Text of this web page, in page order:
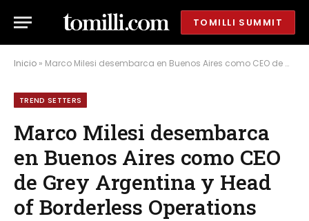
TOMILLI SUMMIT
Inicio » Marco Milesi desembarca en Buenos Aires como CEO de Grey Argentina y Head of Borderless Operations
TREND SETTERS
Marco Milesi desembarca
en Buenos Aires como CEO
de Grey Argentina y Head
of Borderless Operations